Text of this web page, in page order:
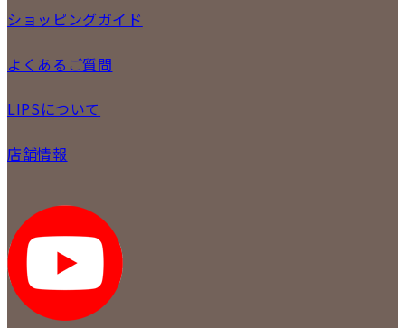
委託販売
LINE査定
買取実績
ショッピングガイド
商品について
お支払いについて
保証について
よくあるご質問
商品について
質について
返品について
LIPSについて
各事業部の紹介
STAFFBLOG
SNS
店舗情報
LIPS 新宿店
LIPS 札幌パルコ店
LIPS 札幌白石店
LIPS 通信販売事業部